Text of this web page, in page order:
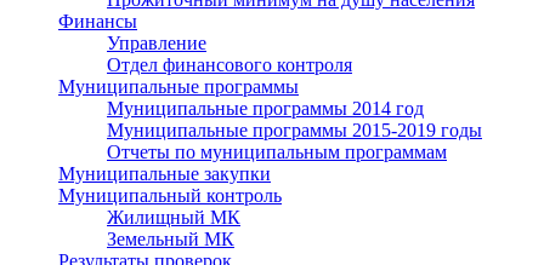
Финансы
Управление
Отдел финансового контроля
Муниципальные программы
Муниципальные программы 2014 год
Муниципальные программы 2015-2019 годы
Отчеты по муниципальным программам
Муниципальные закупки
Муниципальный контроль
Жилищный МК
Земельный МК
Результаты проверок